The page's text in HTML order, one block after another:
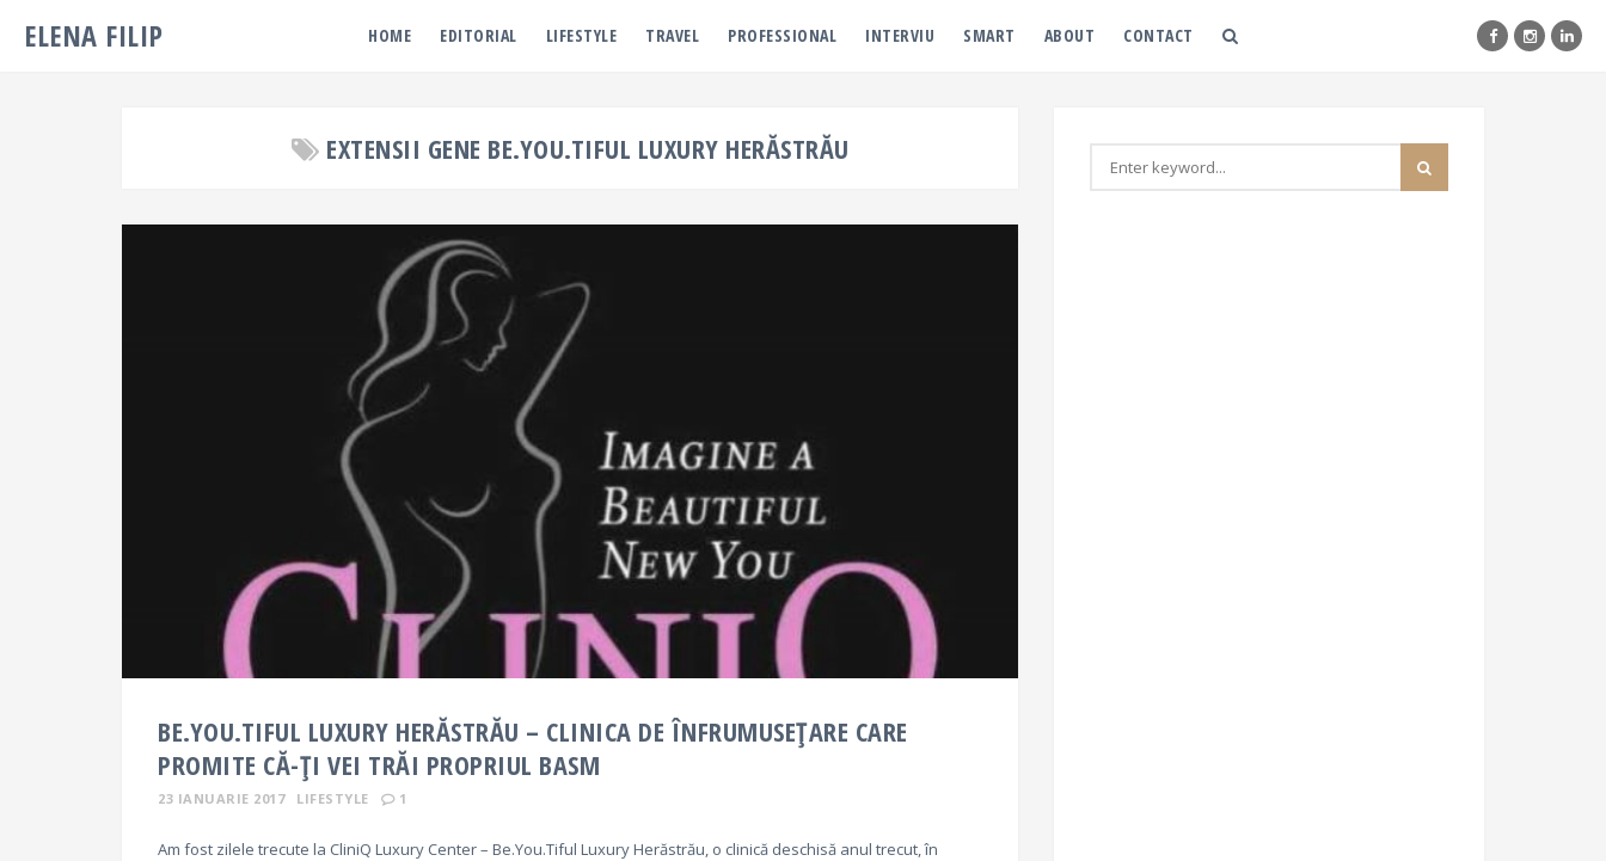
ELENA FILIP HOME EDITORIAL LIFESTYLE TRAVEL PROFESSIONAL INTERVIU SMART ABOUT CONTACT
EXTENSII GENE BE.YOU.TIFUL LUXURY HERĂSTRĂU
BE.YOU.TIFUL LUXURY HERĂSTRĂU – CLINICA DE ÎNFRUMUSEȚARE CARE
PROMITE CĂ-ȚI VEI TRĂI PROPRIUL BASM
23 IANUARIE 2017 LIFESTYLE 1
Am fost zilele trecute la CliniQ Luxury Center – Be.You.Tiful Luxury Herăstrău, o clinică deschisă anul trecut, în